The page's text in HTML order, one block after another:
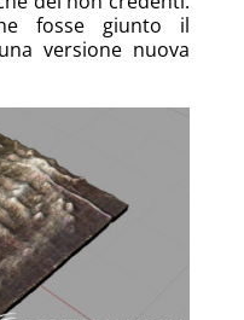
fosse giunto il
versione nuova